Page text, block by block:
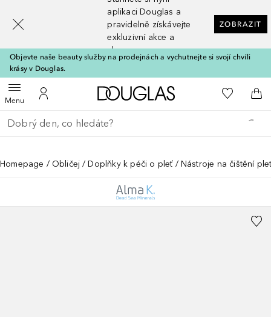
aplikaci Douglas a
pravidelně získávejte
exkluzivní akce a
slevy
ZOBRAZIT
Objevte naše beauty služby na prodejnách a vychutnejte si svojí chvíli
krásy v Douglas.
MenuOtevřít menuK mému účtu
Domů K mému
Do
Vraťte se
Proveďte vyhledávání
Homepage Obličej Doplňky k péči o pleť Nástroje na čištění
[navigation.slideout.screenreader]